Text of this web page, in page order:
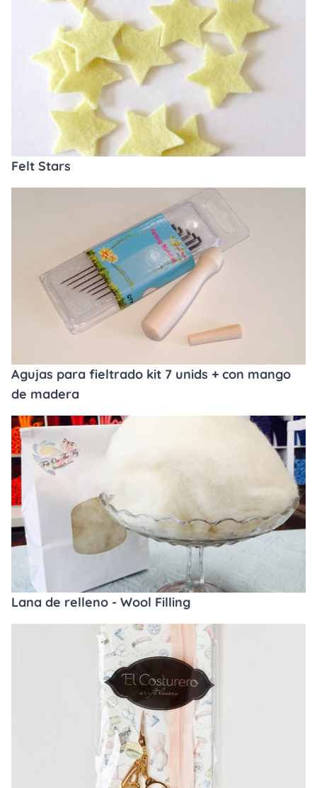
Felt Stars
Agujas para fieltrado kit 7 unids + con mango
de madera
Lana de relleno - Wool Filling